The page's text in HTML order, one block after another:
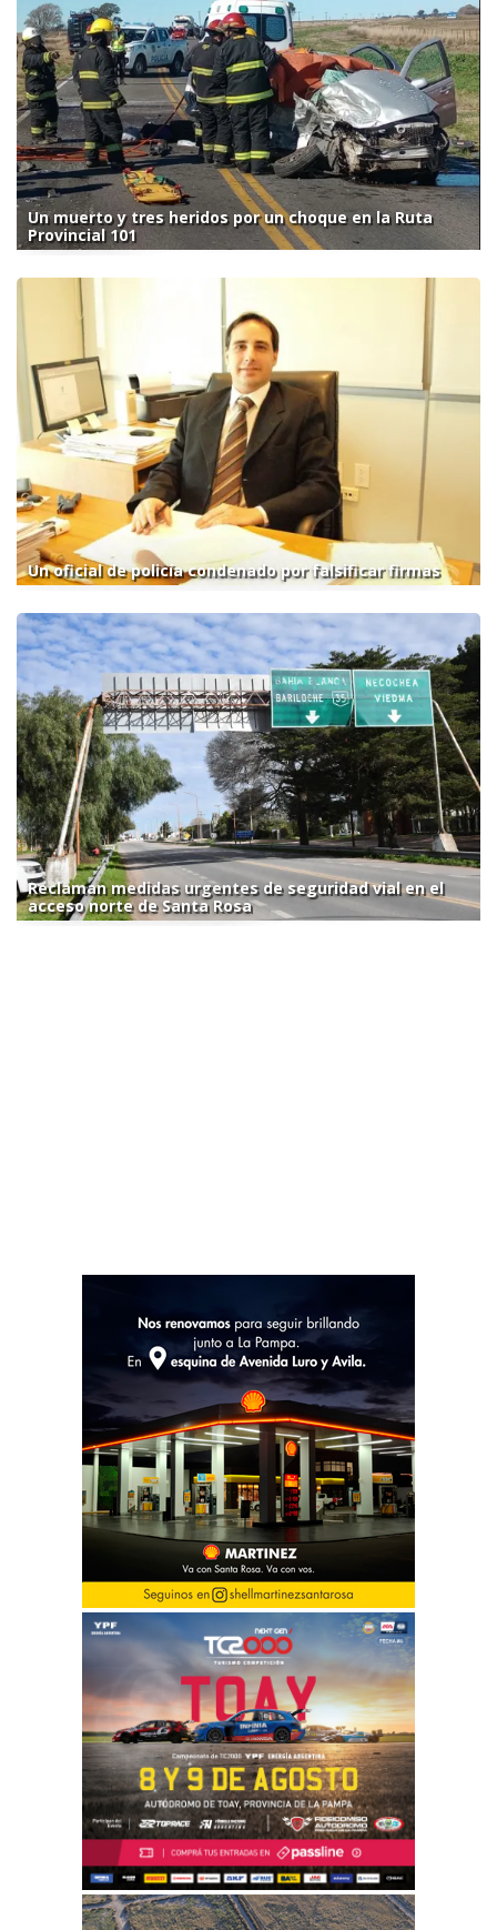
Un muerto y tres heridos por un choque en la Ruta
Provincial 101
Un oficial de policía condenado por falsificar firmas
Reclaman medidas urgentes de seguridad vial en el
acceso norte de Santa Rosa